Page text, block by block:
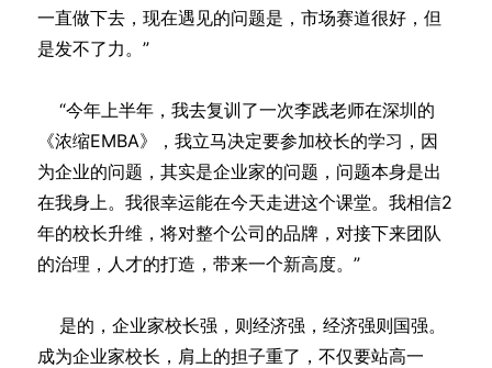
一直做下去，现在遇见的问题是，市场赛道很好，但
是发不了力。”
“今年上半年，我去复训了一次李践老师在深圳的
《浓缩EMBA》，我立马决定要参加校长的学习，因
为企业的问题，其实是企业家的问题，问题本身是出
在我身上。我很幸运能在今天走进这个课堂。我相信2
年的校长升维，将对整个公司的品牌，对接下来团队
的治理，人才的打造，带来一个新高度。”
是的，企业家校长强，则经济强，经济强则国强。
成为企业家校长，肩上的担子重了，不仅要站高一